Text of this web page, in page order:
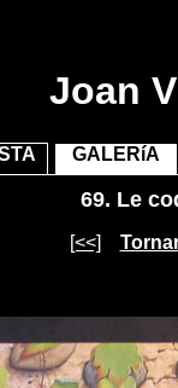
Joan
GALERíA
69. Le
[<<]